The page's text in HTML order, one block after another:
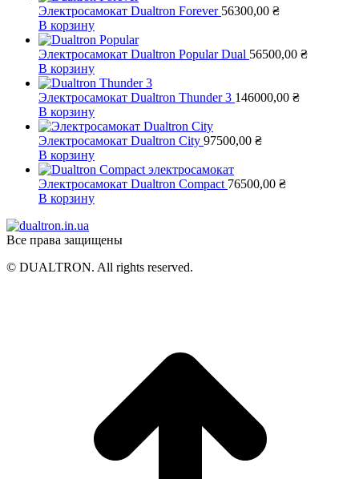
Электросамокат Dualtron Forever 56300,00 ₴
В корзину
Электросамокат Dualtron Popular Dual 56500,00 ₴
В корзину
Электросамокат Dualtron Thunder 3 146000,00 ₴
В корзину
Электросамокат Dualtron City 97500,00 ₴
В корзину
Электросамокат Dualtron Compact 76500,00 ₴
В корзину
Все права защищены
© DUALTRON. All rights reserved.